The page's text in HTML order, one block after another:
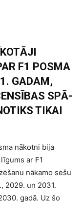
F1 POSMA
GADAM,
SPĀ-
TIKAI
nākotni bija
ar F1
nākamo sešu
2029. un 2031.
gadā. Uz šo